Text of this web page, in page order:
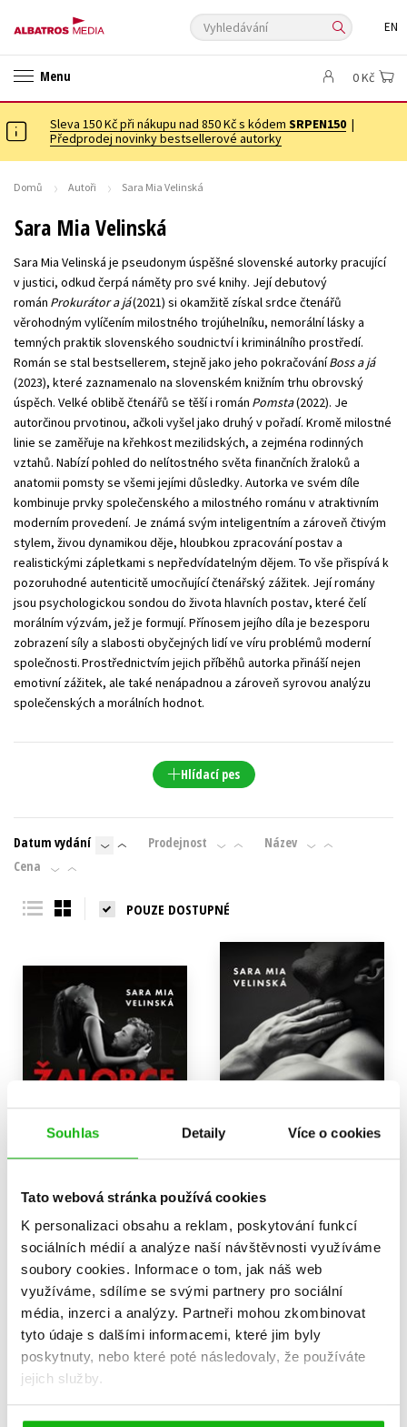
Souhlas Detaily Více o cookies
Tato webová stránka používá cookies
K personalizaci obsahu a reklam, poskytování funkcí
sociálních médií a analýze naší návštěvnosti využíváme
soubory cookies. Informace o tom, jak náš web
využíváme, sdílíme se svými partnery pro sociální
média, inzerci a analýzy. Partneři mohou zkombinovat
tyto údaje s dalšími informacemi, které jim byly
poskytnuty, nebo které poté následovaly, že používáte
jejich služby.
Vyhledávání EN
Menu
✉️ DÁRKOVÉ POUKAZY
Auto - moto
Beletrie pro děti
Dárkové publikace
Dárkové zboží
Esoterika a duchovní svět
Kuchařky
New Adult Ostatní Počítače
Populárně - naučná pro dospělé
Populárně - naučné pro děti
Předškoláci
Příroda a zahrada
Přírodní vědy
Společnost, politika
Technika a věda
Učebnice
Umění a kultura
Výchova a pedagogika
Young adult
Young adult (SK)
Zahraniční literatura Zdraví a životní styl
Všechny tituly
0 Kč
Sleva 150 Kč při nákupu nad 850 Kč s kódem SRPEN150 |
Předprodej novinky bestsellerové autorky
Domů Autoři Sara Mia Velinská
Sara Mia Velinská
Sara Mia Velinská je pseudonym úspěšné slovenské autorky pracující
v justici, odkud čerpá náměty pro své knihy. Její debutový
román Prokurátor a já(2021) si okamžitě získal srdce čtenářů
věrohodným vylíčením milostného trojúhelníku, nemorální lásky a
temných praktik slovenského soudnictví i kriminálního prostředí.
Román se stal bestsellerem, stejně jako jeho pokračováníBoss a já
(2023), které zaznamenalo na slovenském knižním trhu obrovský
úspěch. Velké oblibě čtenářů se těší i román Pomsta(2022). Je
autorčinou prvotinou, ačkoli vyšel jako druhý v pořadí. Kromě milostné
linie se zaměřuje na křehkost mezilidských, a zejména rodinných
vztahů. Nabízí pohled do nelítostného světa finančních žraloků a
anatomii pomsty se všemi jejími důsledky. Autorka ve svém díle
kombinuje prvky společenského a milostného románu v atraktivním
moderním provedení. Je známá svým inteligentním a zároveň čtivým
stylem, živou dynamikou děje, hloubkou zpracování postav a
realistickými zápletkami s nepředvídatelným dějem. To vše přispívá k
pozoruhodné autenticitě umocňující čtenářský zážitek. Její romány
jsou psychologickou sondou do života hlavních postav, které čelí
morálním výzvám, jež je formují. Přínosem jejího díla je bezesporu
zobrazení síly a slabosti obyčejných lidí ve víru problémů moderní
společnosti. Prostřednictvím jejich příběhů autorka přináší nejen
emotivní zážitek, ale také nenápadnou a zároveň syrovou analýzu
společenských a morálních hodnot.
Hlídací pes
Datum vydání Prodejnost
Název
Cena
POUZE DOSTUPNÉ
Žalobce a já
359 Kč449 Kč
Do košíku
Pomsta
Sara Mia Velinská
399 Kč 499 Kč
Do košíku